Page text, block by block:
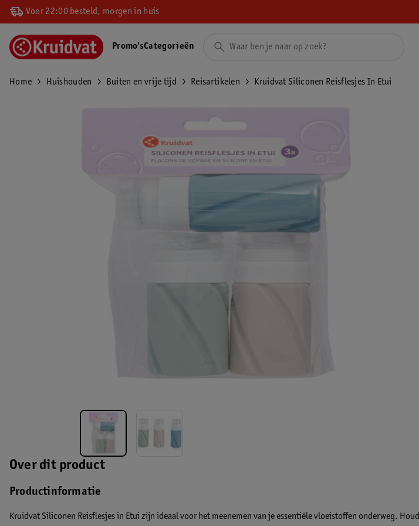
Voor 22:00 besteld, morgen in huis
Promo'sCategorieën
Home Huishouden Buiten en vrije tijd Reisartikelen Kruidvat Siliconen Reisflesjes In Etui
Over dit product
Productinformatie
Kruidvat Siliconen Reisflesjes in Etui zijn ideaal voor het meenemen van je essentiële vloeistoffen onderweg. Houd